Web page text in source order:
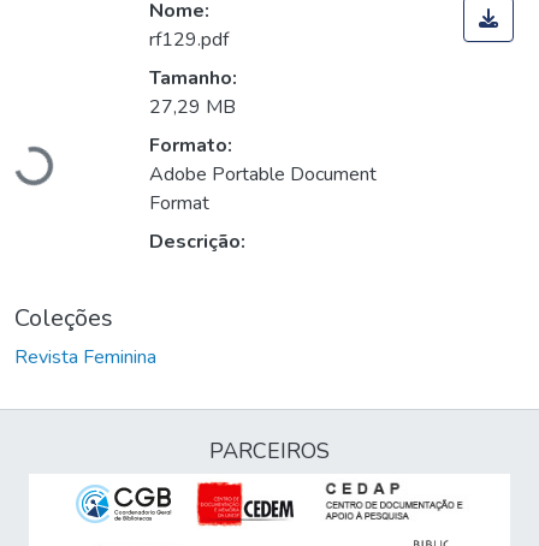
Carregando...
Nome:
rf129.pdf
Tamanho:
27,29 MB
Formato:
Adobe Portable Document
Format
Descrição:
Coleções
Revista Feminina
PARCEIROS